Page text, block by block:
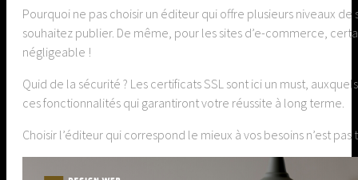
Pourquoi ne pas choisir un éditeur qui offre plusieurs niveaux
souhaitez publier. De même, pour les sites d’e-commerce,
négligeable !
Quid de la sécurité ? Les certificats SSL sont ici un must,
ces fonctionnalités qui garantiront votre réussite à long terme.
Choisir l’éditeur qui correspond le mieux à vos besoins n’est